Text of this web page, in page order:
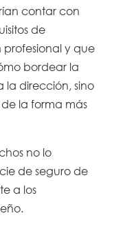
contar con
de
y que
bordear la
dirección, sino
la forma más
no lo
de seguro de
a los